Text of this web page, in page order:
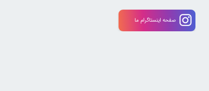
صفحه اینستاگرام ما